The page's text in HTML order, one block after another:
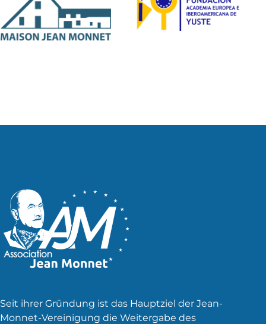
Seit ihrer Gründung ist das Hauptziel der Jean-
Monnet-Vereinigung die Weitergabe des